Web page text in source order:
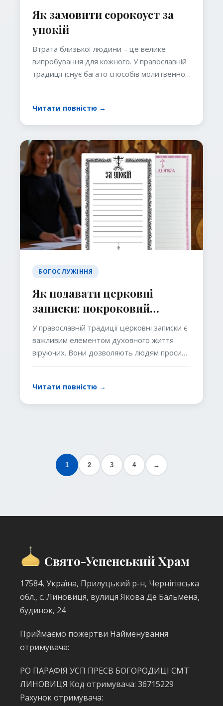
Як замовити сорокоуст за
упокій
Втрата близької людини – це велике
випробування для кожного. У православній
традиції існує багато способів молитвенної
богослужіння, яке допомагає душі покійного
знайти спокій у загробному житті. У цій
Читати повністю →
БОГОСЛУЖІННЯ
Як подавати церковні
записки: покроковий
посібник для віруючих
У православній традиції церковні записки є
важливим елементом духовного життя
віруючих. Вони дозволяють людям просити
Подання записок у храм – це не лише акт
побожності, а й спосіб долучитися до
їх правильно подавати, які види існують, а
також надамо практичні поради для тих,
хто вперше стикається з цією традицією.
Читати повністю →
1 2 3 4 →
Свято-Успенський Храм
17584, Україна, Прилуцький р-н, Чернігівська
обл., с. Линовиця, вулиця Якова Де Бальмена,
будинок, 24
Приймаємо пожертви Найменування
отримувача:
РО ПАРАФІЯ УСП ПРЕСВ БОГОРОДИЦІ СМТ
ЛИНОВИЦЯ Код отримувача: 36715229
Рахунок отримувача: